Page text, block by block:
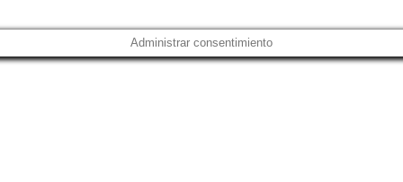
Administrar consentimiento